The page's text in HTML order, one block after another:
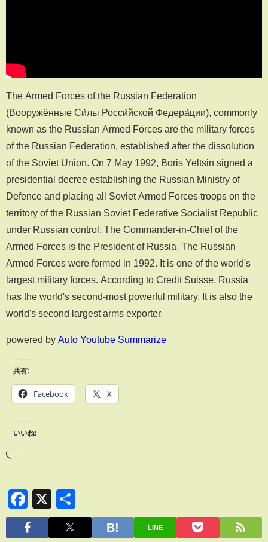
The Armed Forces of the Russian Federation
(Вооружённые Си́лы Росси́йской Федера́ции), commonly
known as the Russian Armed Forces are the military forces
of the Russian Federation, established after the dissolution
of the Soviet Union. On 7 May 1992, Boris Yeltsin signed a
presidential decree establishing the Russian Ministry of
Defence and placing all Soviet Armed Forces troops on the
territory of the Russian Soviet Federative Socialist Republic
under Russian control. The Commander-in-Chief of the
Armed Forces is the President of Russia. The Russian
Armed Forces were formed in 1992. It is one of the world's
largest military forces. According to Credit Suisse, Russia
has the world's second-most powerful military. It is also the
world's second largest arms exporter.
powered by Auto Youtube Summarize
共有:
Facebook X
いいね:
Facebook
X
有
LINE